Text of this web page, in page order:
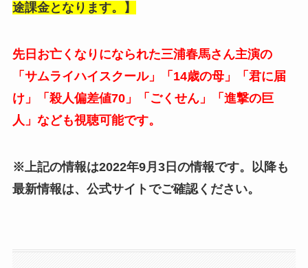
途課金となります。】
先日お亡くなりになられた三浦春馬さん主演の
「サムライハイスクール」「14歳の母」「君に届
け」「殺人偏差値70」「ごくせん」「進撃の巨
人」なども視聴可能です。
※上記の情報は2022年9月3日の情報です。以降も
最新情報は、公式サイトでご確認ください。